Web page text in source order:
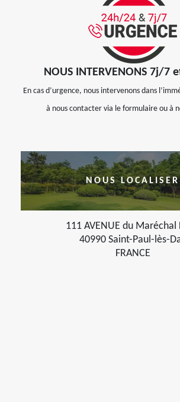
NOUS INTERVENONS 7j/7
En cas d’urgence, nous intervenons dans
à nous contacter via le formulaire ou à
NOUS LOCALISER
111 AVENUE du Maréchal
40990 Saint-Paul-lès-
FRANCE